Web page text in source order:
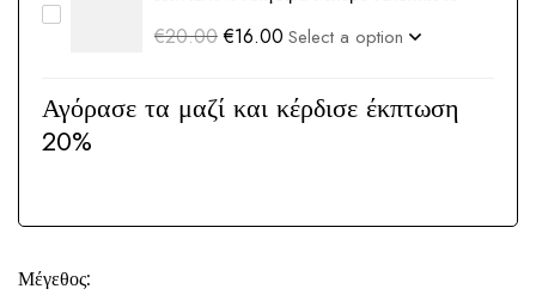
€20.00 €16.00
Αγόρασε τα μαζί και κέρδισε έκπτωση
20%
Μέγεθος: